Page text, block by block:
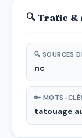
🔍 Trafic
🔍 SOURCES
nc
🔑 MOTS-
tatouage